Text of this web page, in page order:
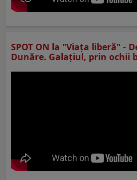
SPOT ON la "Viaţa liberă" -
Dunăre. Galațiul, prin ochii